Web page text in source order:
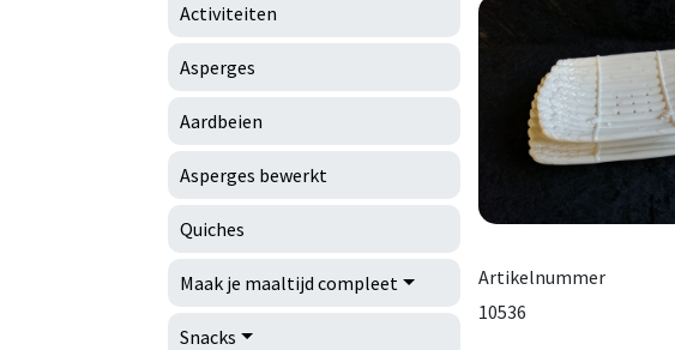
Activiteiten
Asperges
Aardbeien
Asperges bewerkt
Quiches
Maak je maaltijd compleet
Snacks
Artikelnummer
10536